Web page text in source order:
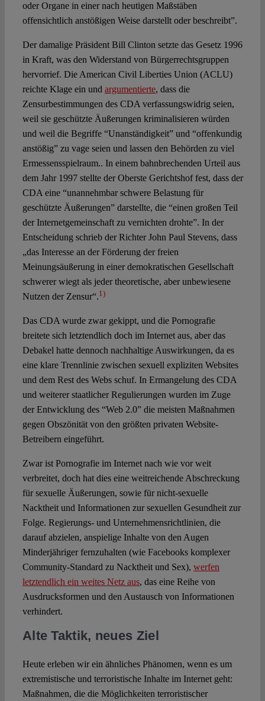
oder Organe in einer nach heutigen Maßstäben
offensichtlich anstößigen Weise darstellt oder beschreibt”.
Der damalige Präsident Bill Clinton setzte das Gesetz 1996
in Kraft, was den Widerstand von Bürgerrechtsgruppen
hervorrief. Die American Civil Liberties Union (ACLU)
reichte Klage ein und argumentierte, dass die
Zensurbestimmungen des CDA verfassungswidrig seien,
weil sie geschützte Äußerungen kriminalisieren würden
und weil die Begriffe “Unanständigkeit” und “offenkundig
anstößig” zu vage seien und lassen den Behörden zu viel
Ermessensspielraum.. In einem bahnbrechenden Urteil aus
dem Jahr 1997 stellte der Oberste Gerichtshof fest, dass der
CDA eine “unannehmbar schwere Belastung für
geschützte Äußerungen” darstellte, die “einen großen Teil
der Internetgemeinschaft zu vernichten drohte”. In der
Entscheidung schrieb der Richter John Paul Stevens, dass
„das Interesse an der Förderung der freien
Meinungsäußerung in einer demokratischen Gesellschaft
schwerer wiegt als jeder theoretische, aber unbewiesene
Nutzen der Zensur“.1)
Das CDA wurde zwar gekippt, und die Pornografie
breitete sich letztendlich doch im Internet aus, aber das
Debakel hatte dennoch nachhaltige Auswirkungen, da es
eine klare Trennlinie zwischen sexuell expliziten Websites
und dem Rest des Webs schuf. In Ermangelung des CDA
und weiterer staatlicher Regulierungen wurden im Zuge
der Entwicklung des “Web 2.0” die meisten Maßnahmen
gegen Obszönität von den größten privaten Website-
Betreibern eingeführt.
Zwar ist Pornografie im Internet nach wie vor weit
verbreitet, doch hat dies eine weitreichende Abschreckung
für sexuelle Äußerungen, sowie für nicht-sexuelle
Nacktheit und Informationen zur sexuellen Gesundheit zur
Folge. Regierungs- und Unternehmensrichtlinien, die
darauf abzielen, anspielige Inhalte von den Augen
Minderjähriger fernzuhalten (wie Facebooks komplexer
Community-Standard zu Nacktheit und Sex), werfen
letztendlich ein weites Netz aus, das eine Reihe von
Ausdrucksformen und den Austausch von Informationen
verhindert.
Alte Taktik, neues Ziel
Heute erleben wir ein ähnliches Phänomen, wenn es um
extremistische und terroristische Inhalte im Internet geht:
Maßnahmen, die die Möglichkeiten terroristischer